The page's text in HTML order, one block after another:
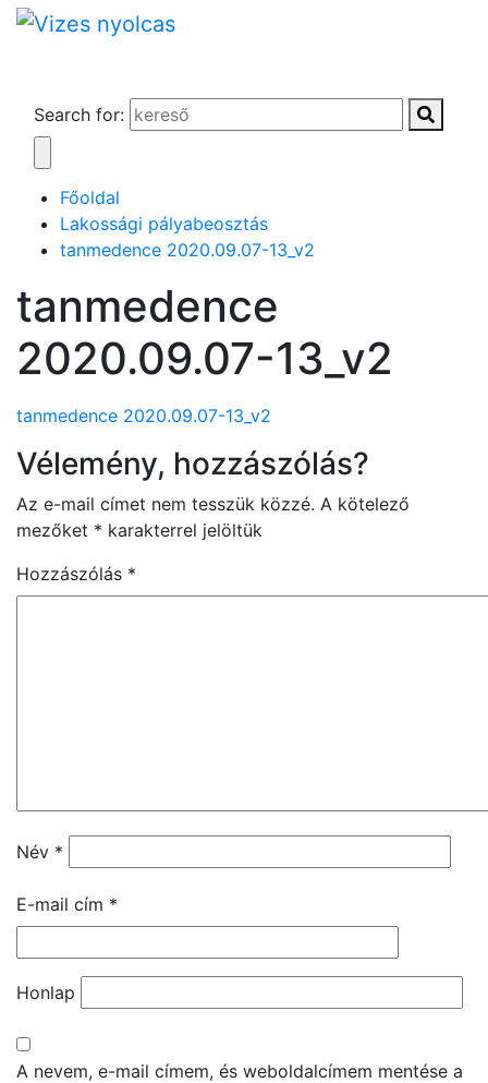
Search for:
Főoldal
Lakossági pályabeosztás
tanmedence 2020.09.07-13_v2
tanmedence
2020.09.07-13_v2
tanmedence 2020.09.07-13_v2
Vélemény, hozzászólás?
Az e-mail címet nem tesszük közzé. A kötelező
mezőket * karakterrel jelöltük
Hozzászólás *
Név *
E-mail cím *
Honlap
A nevem, e-mail címem, és weboldalcímem mentése a